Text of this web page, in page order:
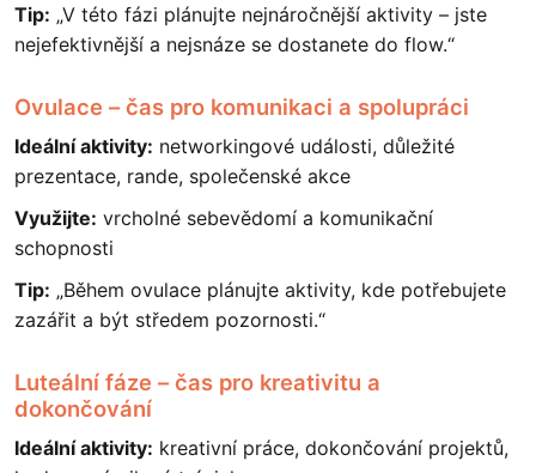
Tip: „V této fázi plánujte nejnáročnější aktivity – jste
nejefektivnější a nejsnáze se dostanete do flow.“
Ovulace – čas pro komunikaci a spolupráci
Ideální aktivity: networkingové události, důležité
prezentace, rande, společenské akce
Využijte: vrcholné sebevědomí a komunikační
schopnosti
Tip: „Během ovulace plánujte aktivity, kde potřebujete
zazářit a být středem pozornosti.“
Luteální fáze – čas pro kreativitu a
dokončování
Ideální aktivity: kreativní práce, dokončování projektů,